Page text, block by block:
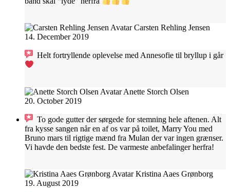
Carsten Rehling Jensen
14. December 2019
Helt fortryllende oplevelse med Annesofie til bryllup i går
Anette Storch Olsen
20. October 2019
To gode gutter der sørgede for stemning hele aftenen. Alt
fra kysse sangen når en af os var på toilet, Marry You med
Bruno mars til rigtige mænd fra Mulan der var ingen grænser.
Vi havde den bedste fest. De varmeste anbefalinger herfra!
Kristina Aaes Grønborg
19. August 2019